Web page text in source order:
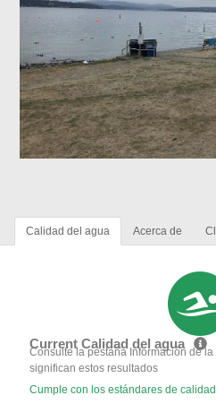
Calidad del agua Acerca de
Current Calidad del agua
Consulte la pestaña Información de
significan estos resultados
Cumple con los estándares de